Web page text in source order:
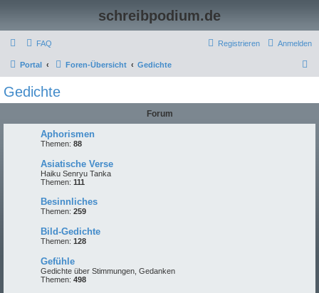
schreibpodium.de
FAQ Anmelden
Registrieren
Portal Foren-Übersicht Gedichte
Gedichte
Forum
Aphorismen
Themen: 88
Asiatische Verse
Haiku Senryu Tanka
Themen: 111
Besinnliches
Themen: 259
Bild-Gedichte
Themen: 128
Gefühle
Gedichte über Stimmungen, Gedanken
Themen: 498